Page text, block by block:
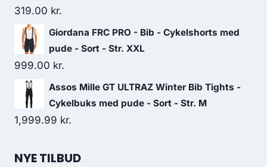
319.00 kr.
Giordana FRC PRO - Bib - Cykelshorts med
pude - Sort - Str. XXL
999.00 kr.
Assos Mille GT ULTRAZ Winter Bib Tights -
Cykelbuks med pude - Sort - Str. M
1,999.99 kr.
NYE TILBUD